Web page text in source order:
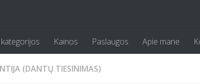
Kainos Paslaugos Apie mane
(DANTŲ TIESINIMAS)